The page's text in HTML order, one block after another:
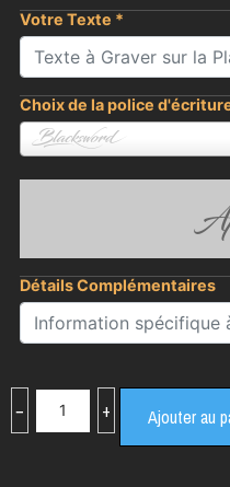
Votre Texte *
Choix de la police
Blacksword
Détails Complémentaires
− + Ajouter au